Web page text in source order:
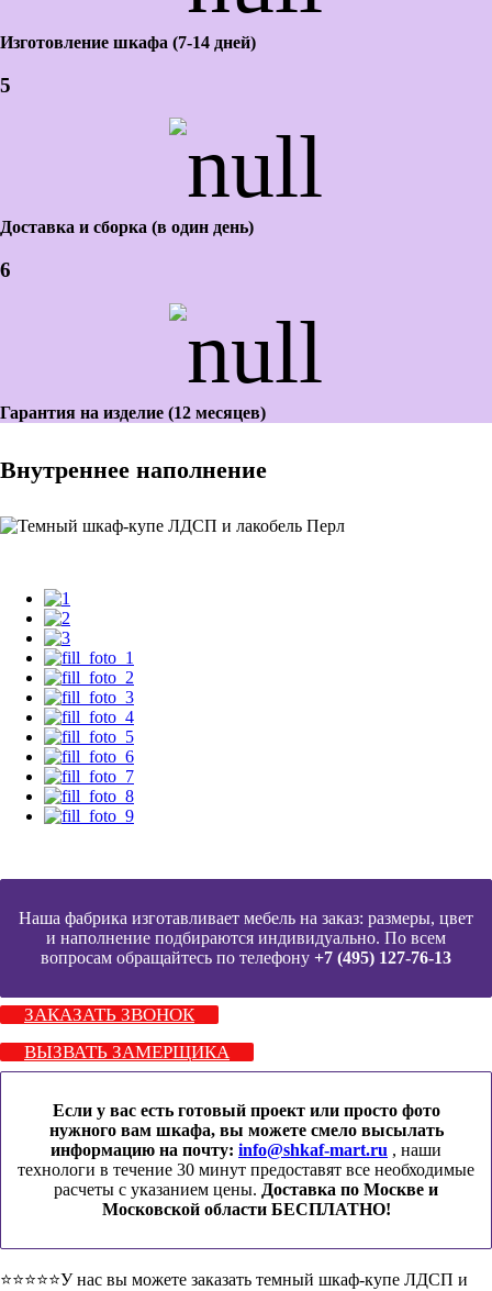
Изготовление шкафа (7-14 дней)
5
Доставка и сборка (в один день)
6
Гарантия на изделие (12 месяцев)
Внутреннее наполнение
Наша фабрика изготавливает мебель на заказ: размеры, цвет
и наполнение подбираются индивидуально. По всем
вопросам обращайтесь по телефону +7 (495) 127-76-13
ЗАКАЗАТЬ ЗВОНОК
ВЫЗВАТЬ ЗАМЕРЩИКА
Если у вас есть готовый проект или просто фото
нужного вам шкафа, вы можете смело высылать
информацию на почту: info@shkaf-mart.ru , наши
технологи в течение 30 минут предоставят все необходимые
расчеты с указанием цены. Доставка по Москве и
Московской области БЕСПЛАТНО!
⭐️⭐️⭐️⭐️⭐️У нас вы можете заказать темный шкаф-купе ЛДСП и